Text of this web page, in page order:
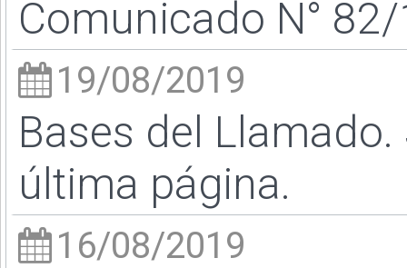
Comunicado N°
19/08/2019
Bases del
última página.
16/08/2019